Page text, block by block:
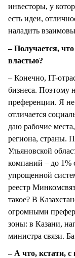
инвесторы, у
есть идеи,
наладить
– Получается,
властью?
– Конечно, IT-
бизнеса. Поэтому
преференции. Я
отличается
даю рабочие
региона, страны.
Ульяновской
компаний – до 1%
упрощенной
реестр
такое? В
огромными
зоны: в Казани,
министра связи.
– А что, кстати,